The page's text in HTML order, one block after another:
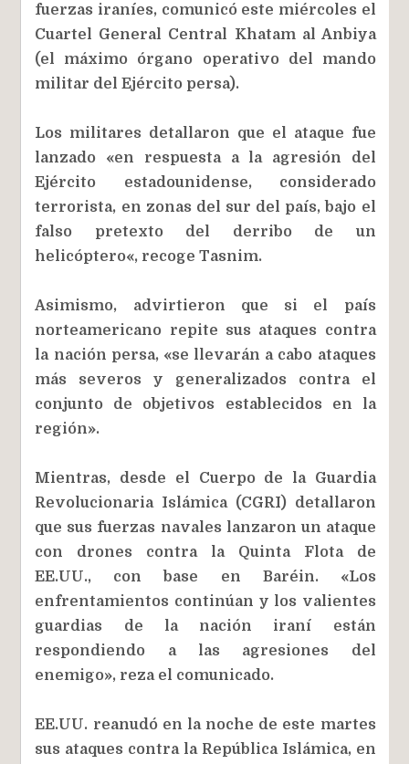
fuerzas iraníes, comunicó este miércoles el
Cuartel General Central Khatam al Anbiya
(el máximo órgano operativo del mando
militar del Ejército persa).
Los militares detallaron que el ataque fue
lanzado «en respuesta a la agresión del
Ejército estadounidense, considerado
terrorista, en zonas del sur del país, bajo el
falso pretexto del derribo de un
helicóptero«, recoge Tasnim.
Asimismo, advirtieron que si el país
norteamericano repite sus ataques contra
la nación persa, «se llevarán a cabo ataques
más severos y generalizados contra el
conjunto de objetivos establecidos en la
región».
Mientras, desde el Cuerpo de la Guardia
Revolucionaria Islámica (CGRI) detallaron
que sus fuerzas navales lanzaron un ataque
con drones contra la Quinta Flota de
EE.UU., con base en Baréin. «Los
enfrentamientos continúan y los valientes
guardias de la nación iraní están
respondiendo a las agresiones del
enemigo», reza el comunicado.
EE.UU. reanudó en la noche de este martes
sus ataques contra la República Islámica, en